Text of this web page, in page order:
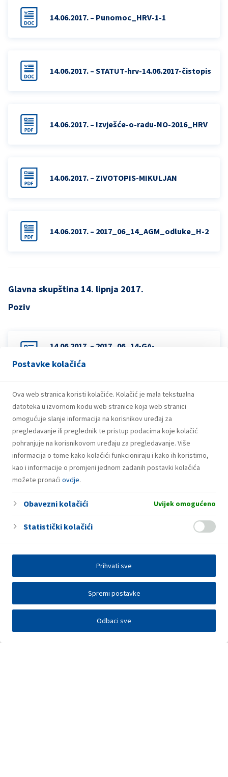
Postavke kolačića
Ova web stranica koristi kolačiće. Kolačić je mala tekstualna
datoteka u izvornom kodu web stranice koja web stranici
omogućuje slanje informacija na korisnikov uređaj za
pregledavanje ili preglednik te pristup podacima koje kolačić
pohranjuje na korisnikovom uređaju za pregledavanje. Više
informacija o tome kako kolačići funkcioniraju i kako ih koristimo,
kao i informacije o promjeni jednom zadanih postavki kolačića
možete pronaći ovdje.
Obavezni kolačići Uvijek omogućeno
Statistički kolačići
Odbaci sve
Spremi postavke
Prihvati sve
14.06.2017. – Punomoc_HRV-1-1
14.06.2017. – STATUT-hrv-14.06.2017-čistopis
14.06.2017. – Izvješće-o-radu-NO-2016_HRV
14.06.2017. – ZIVOTOPIS-MIKULJAN
14.06.2017. – 2017_06_14_AGM_odluke_H-2
Glavna skupština 14. lipnja 2017.
Poziv
14.06.2017. – 2017_06_14-GA-
Convocation_HRV-2
14.06.2017. – Saziv-GS-lipanj-2017-dopuna-
poziva-HRV